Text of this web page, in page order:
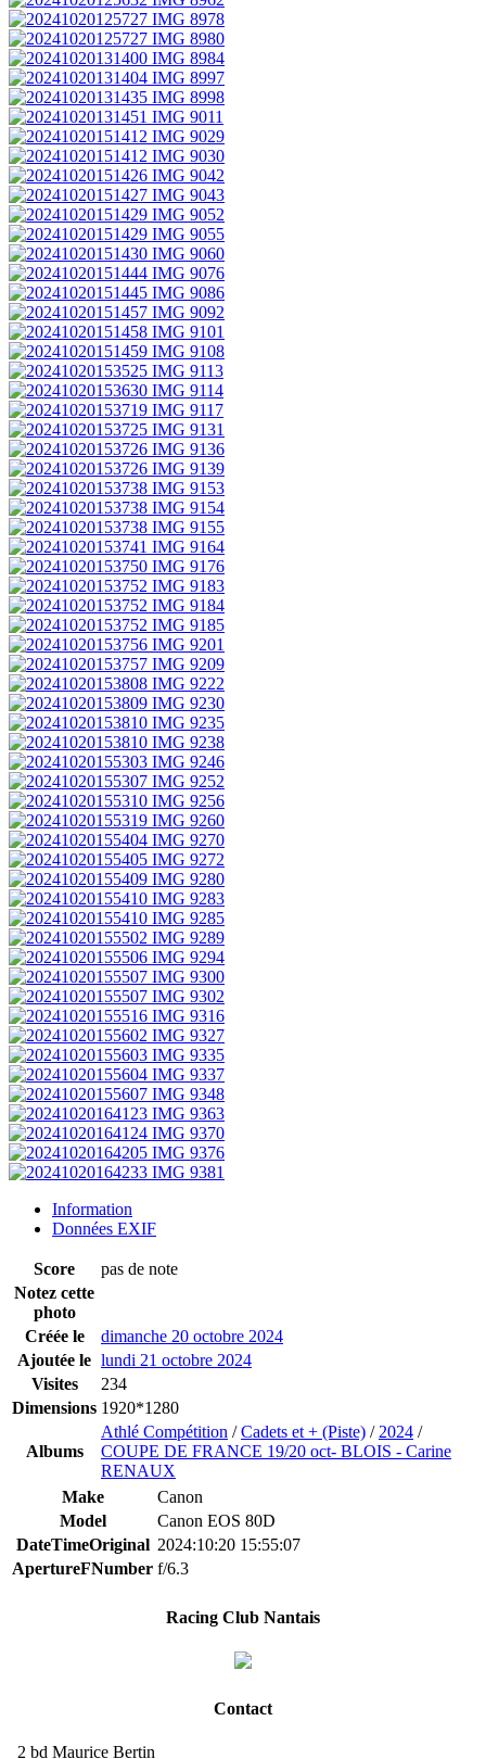
Information
Données EXIF
Score
pas de note
Notez cette
photo
Créée le
dimanche 20 octobre 2024
Ajoutée le lundi 21 octobre 2024
Visites
234
Dimensions 1920*1280
Albums
Athlé Compétition /Cadets et + (Piste) / 2024 /
COUPE DE FRANCE 19/20 oct- BLOIS - Carine
RENAUX
Make
Canon
Model
Canon EOS 80D
DateTimeOriginal 2024:10:20 15:55:07
ApertureFNumber f/6.3
Racing Club Nantais
Contact
2 bd Maurice Bertin